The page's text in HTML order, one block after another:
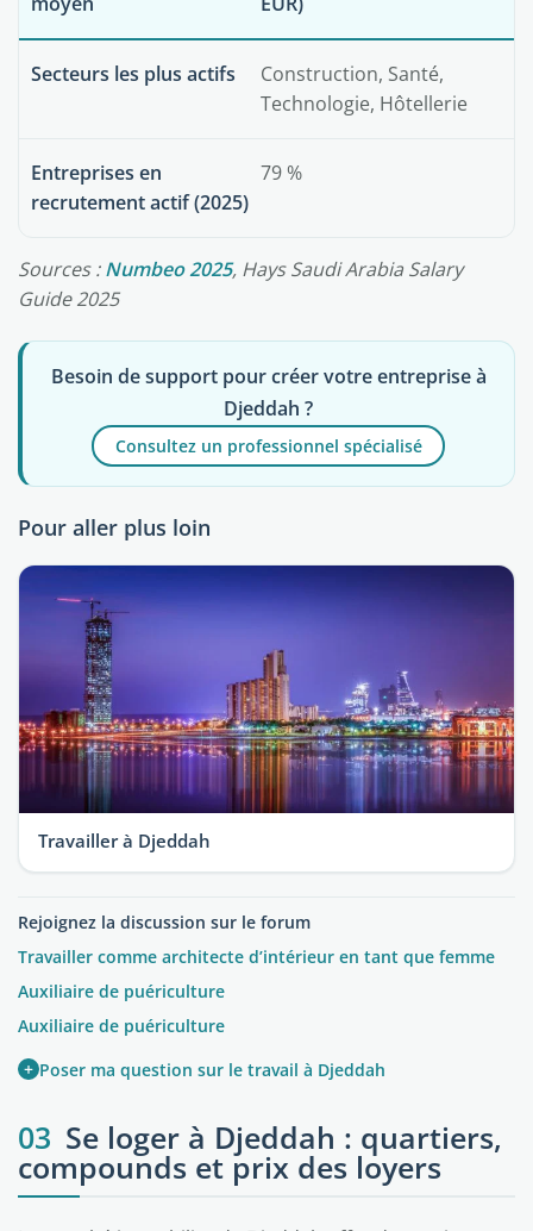
Secteurs les plus actifs
Construction, Santé,
Technologie, Hôtellerie
Entreprises en
recrutement actif (2025)
79 %
Sources :Numbeo 2025, Hays Saudi Arabia Salary
Guide 2025
Besoin de support pour créer votre entreprise à
Djeddah ?
Consultez un professionnel spécialisé
Pour aller plus loin
Travailler à Djeddah
Rejoignez la discussion sur le forum
Travailler comme architecte d’intérieur en tant que femme
Auxiliaire de puériculture
Auxiliaire de puériculture
+ Poser ma question sur le travail à Djeddah
03 Se loger à Djeddah : quartiers,
compounds et prix des loyers